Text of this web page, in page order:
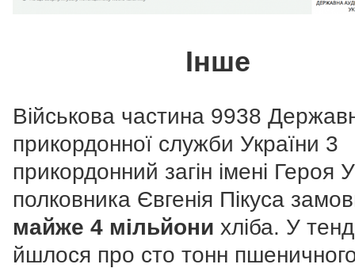
Інше
Військова частина 9938
прикордонної служби України 3
прикордонний загін імені Героя
полковника Євгенія Пікуса
майже 4 мільйони хліба. У
йшлося про сто тонн